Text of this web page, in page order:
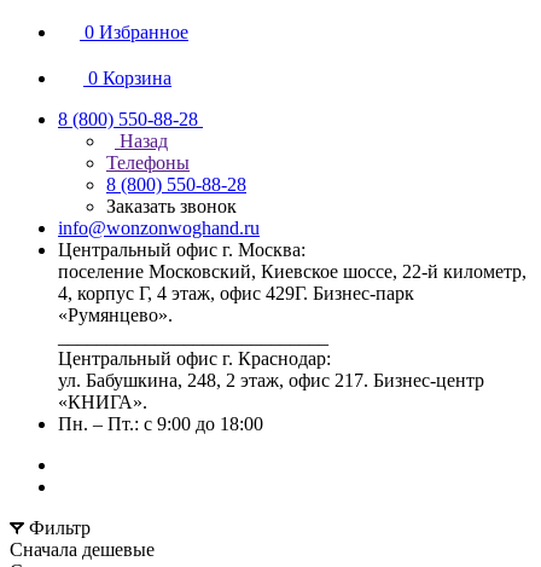
0 Избранное
0 Корзина
8 (800) 550-88-28
Назад
Телефоны
8 (800) 550-88-28
Заказать звонок
info@wonzonwoghand.ru
Центральный офис г. Москва:
поселение Московский, Киевское шоссе, 22-й километр,
4, корпус Г, 4 этаж, офис 429Г. Бизнес-парк
«Румянцево».
Центральный офис г. Краснодар:
ул. Бабушкина, 248, 2 этаж, офис 217. Бизнес-центр
«КНИГА».
Пн. – Пт.: с 9:00 до 18:00
Фильтр
Сначала дешевые